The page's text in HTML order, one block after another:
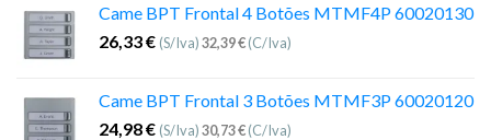
Came BPT Frontal 4 Botões MTMF4P 60020130
26,33€ (S/Iva)32,39€(C/Iva)
Came BPT Frontal 3 Botões MTMF3P 60020120
24,98€ (S/Iva)30,73€(C/Iva)